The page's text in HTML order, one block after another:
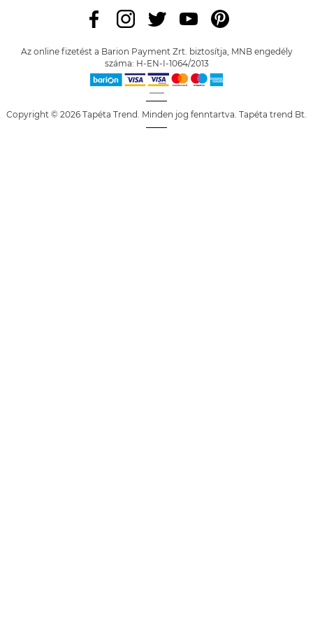
Az online fizetést a Barion Payment Zrt. biztosítja, MNB engedély
száma: H-EN-I-1064/2013
Copyright © 2026 Tapéta Trend. Minden jog fenntartva. Tapéta trend Bt.